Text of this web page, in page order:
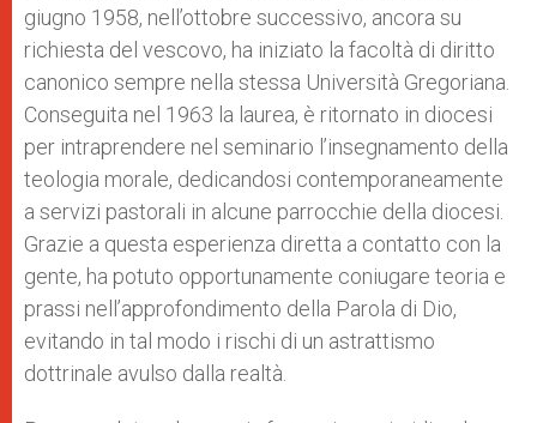
giugno 1958, nell’ottobre successivo, ancora su
richiesta del vescovo, ha iniziato la facoltà di diritto
canonico sempre nella stessa Università Gregoriana.
Conseguita nel 1963 la laurea, è ritornato in diocesi
per intraprendere nel seminario l’insegnamento della
teologia morale, dedicandosi contemporaneamente
a servizi pastorali in alcune parrocchie della diocesi.
Grazie a questa esperienza diretta a contatto con la
gente, ha potuto opportunamente coniugare teoria e
prassi nell’approfondimento della Parola di Dio,
evitando in tal modo i rischi di un astrattismo
dottrinale avulso dalla realtà.